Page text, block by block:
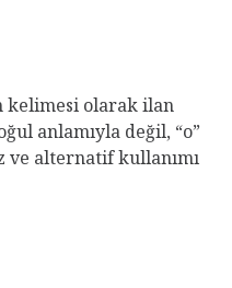
kelimesi olarak ilan
anlamıyla değil, “o”
ve alternatif kullanımı